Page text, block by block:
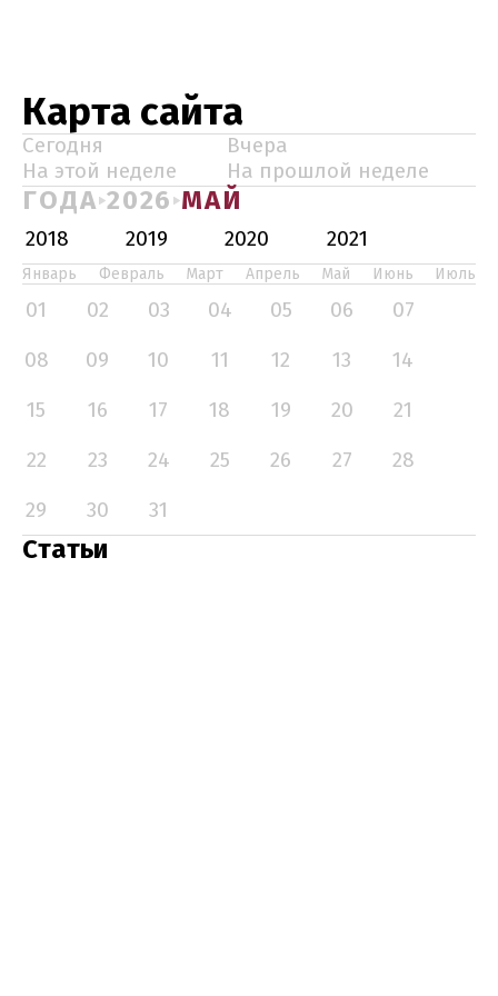
Карта сайта
Сегодня
Вчера
На этой неделе
На прошлой неделе
ГОДА 2026 МАЙ
2018 2019 2020 2021
Январь Февраль Март Апрель Май Июнь Июль
01 02 03 04 05 06
07
08
09 10 11 12 13
14
15
16 17 18 19 20
21
22
23 24 25 26 27
28
29
30 31
Статьи